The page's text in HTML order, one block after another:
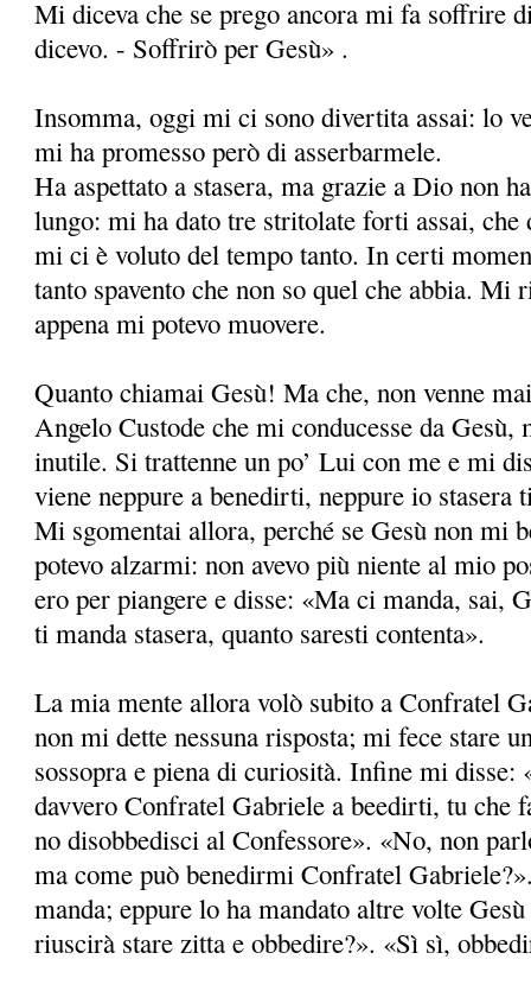
Mi diceva che se prego ancora mi fa soffrire
dicevo. - Soffrirò per Gesù» .
Insomma, oggi mi ci sono divertita assai: lo
mi ha promesso però di asserbarmele.
Ha aspettato a stasera, ma grazie a Dio non
lungo: mi ha dato tre stritolate forti assai, che
mi ci è voluto del tempo tanto. In certi
tanto spavento che non so quel che abbia. Mi
appena mi potevo muovere.
Quanto chiamai Gesù! Ma che, non venne
Angelo Custode che mi conducesse da
inutile. Si trattenne un po’ Lui con me e mi
viene neppure a benedirti, neppure io stasera
Mi sgomentai allora, perché se Gesù non mi
potevo alzarmi: non avevo più niente al mio
ero per piangere e disse: «Ma ci manda, sai,
ti manda stasera, quanto saresti contenta».
La mia mente allora volò subito a Confratel
non mi dette nessuna risposta; mi fece stare
sossopra e piena di curiosità. Infine mi disse:
davvero Confratel Gabriele a beedirti, tu che
no disobbedisci al Confessore». «No, non
ma come può benedirmi Confratel
manda; eppure lo ha mandato altre volte
riuscirà stare zitta e obbedire?». «Sì sì,